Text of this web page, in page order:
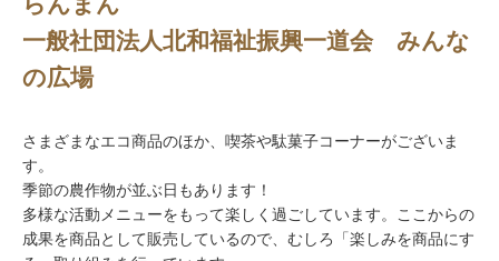
一般社団法人北和福祉振興一道会 みんな
の広場
さまざまなエコ商品のほか、喫茶や駄菓子コーナーがございま
す。
季節の農作物が並ぶ日もあります！
多様な活動メニューをもって楽しく過ごしています。ここからの
成果を商品として販売しているので、むしろ「楽しみを商品にす